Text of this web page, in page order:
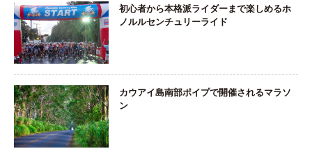
初心者から本格派ライダーまで楽しめるホ
ノルルセンチュリーライド
カウアイ島南部ポイプで開催されるマラソ
ン